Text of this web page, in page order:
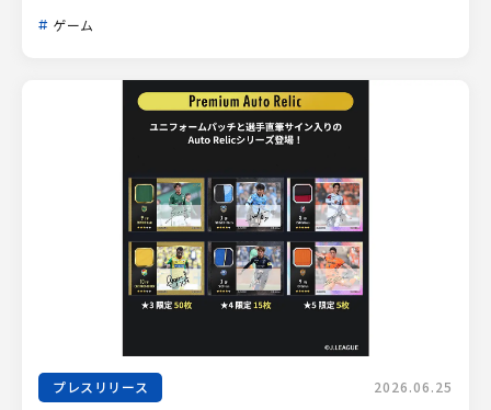
ゲーム
プレスリリース 2026.06.25